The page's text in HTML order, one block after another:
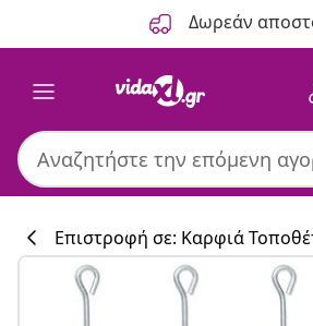
Δωρεάν
Επιστροφή σε: Καρφιά